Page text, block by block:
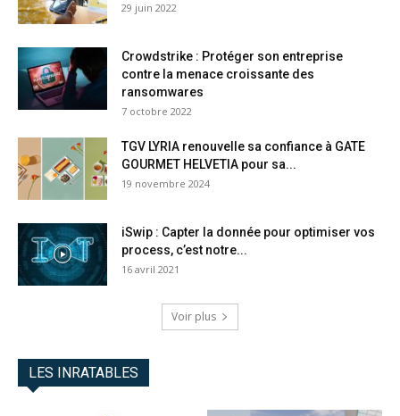
29 juin 2022
Crowdstrike : Protéger son entreprise
contre la menace croissante des
ransomwares
7 octobre 2022
TGV LYRIA renouvelle sa confiance à GATE
GOURMET HELVETIA pour sa...
19 novembre 2024
iSwip : Capter la donnée pour optimiser vos
process, c’est notre...
16 avril 2021
Voir plus
LES INRATABLES